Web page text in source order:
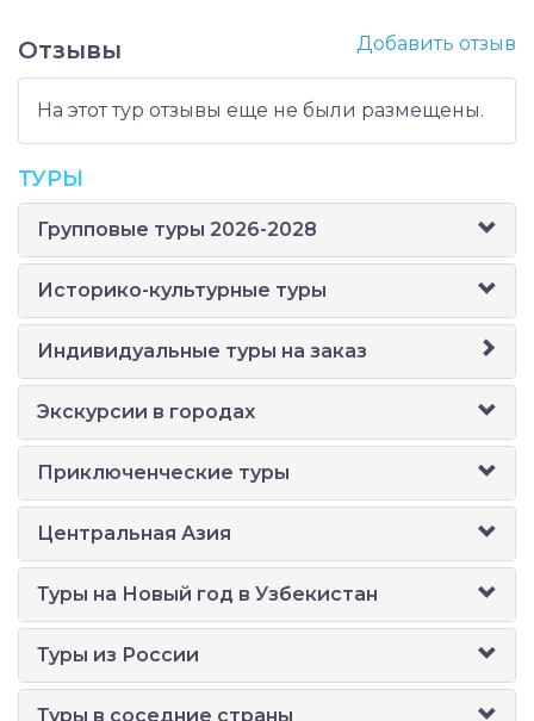
Отзывы Добавить отзыв
На этот тур отзывы еще не были размещены.
ТУРЫ
Групповые туры 2026-2028
Историко-культурные туры
Индивидуальные туры на заказ
Экскурсии в городах
Приключенческие туры
Центральная Азия
Туры на Новый год в Узбекистан
Туры из России
Туры в соседние страны